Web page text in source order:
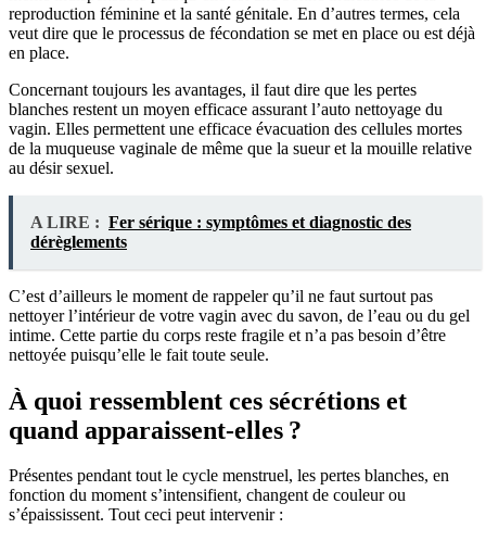
reproduction féminine et la santé génitale. En d’autres termes, cela
veut dire que le processus de fécondation se met en place ou est déjà
en place.
Concernant toujours les avantages, il faut dire que les pertes
blanches restent un moyen efficace assurant l’auto nettoyage du
vagin. Elles permettent une efficace évacuation des cellules mortes
de la muqueuse vaginale de même que la sueur et la mouille relative
au désir sexuel.
A LIRE : Fer sérique : symptômes et diagnostic des
dérèglements
C’est d’ailleurs le moment de rappeler qu’il ne faut surtout pas
nettoyer l’intérieur de votre vagin avec du savon, de l’eau ou du gel
intime. Cette partie du corps reste fragile et n’a pas besoin d’être
nettoyée puisqu’elle le fait toute seule.
À quoi ressemblent ces sécrétions et
quand apparaissent-elles ?
Présentes pendant tout le cycle menstruel, les pertes blanches, en
fonction du moment s’intensifient, changent de couleur ou
s’épaississent. Tout ceci peut intervenir :